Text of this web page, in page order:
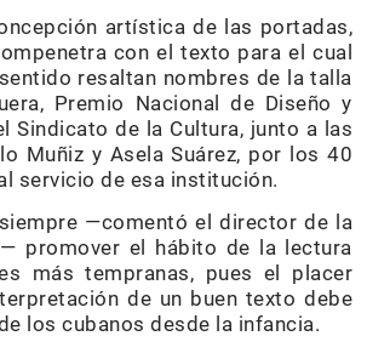
artística de las portadas,
con el texto para el cual
resaltan nombres de la talla
Premio Nacional de Diseño y
Sindicato de la Cultura, junto a las
Muñiz y Asela Suárez, por los 40
servicio de esa institución.
—comentó el director de la
promover el hábito de la lectura
más tempranas, pues el placer
de un buen texto debe
los cubanos desde la infancia.